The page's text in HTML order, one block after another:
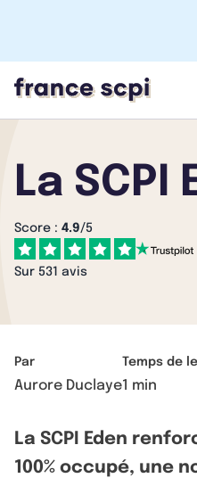
La
Score : 4.9/5
Sur 531 avis
Par
Aurore Duclaye
Temps de
1 min
La SCPI Eden
100% occupé, une